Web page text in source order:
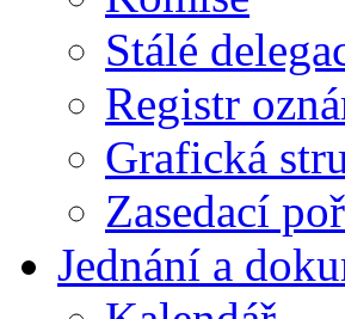
Stálé
Registr
Grafická
Zasedací
Jednání a